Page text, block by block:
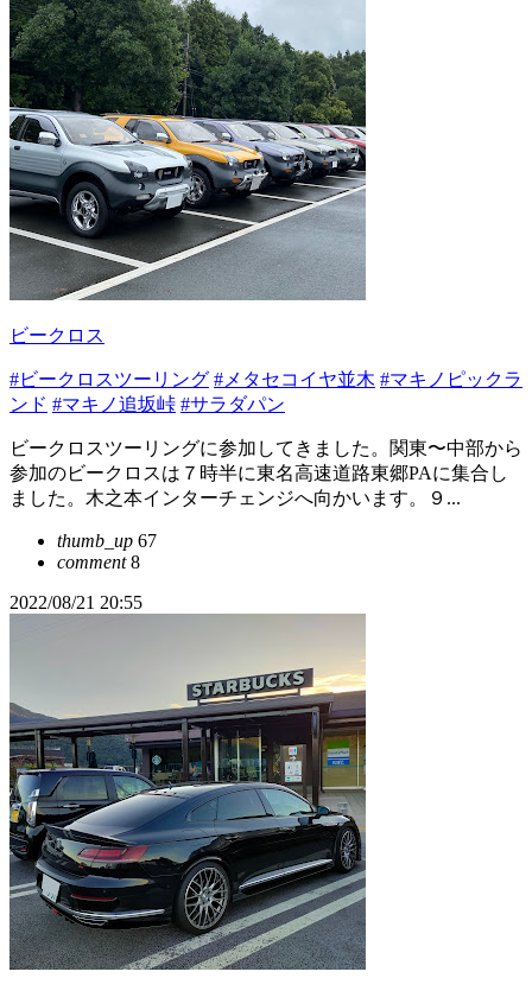
ビークロス
#ビークロスツーリング #メタセコイヤ並木 #マキノピックラ
ンド #マキノ追坂峠 #サラダパン
ビークロスツーリングに参加してきました。関東〜中部から
参加のビークロスは７時半に東名高速道路東郷PAに集合し
ました。木之本インターチェンジへ向かいます。９...
thumb_up 67
comment8
2022/08/21 20:55